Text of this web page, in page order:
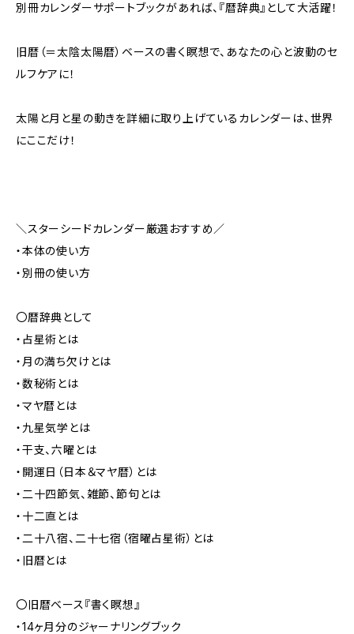
別冊カレンダーサポートブックがあれば、『暦辞典』として大活躍！
旧暦（＝太陰太陽暦）ベースの書く瞑想で、あなたの心と波動のセ
ルフケアに！
太陽と月と星の動きを詳細に取り上げているカレンダーは、世界
にここだけ！
＼スターシードカレンダー厳選おすすめ／
・本体の使い方
・別冊の使い方
〇暦辞典として
・占星術とは
・月の満ち欠けとは
・数秘術とは
・マヤ暦とは
・九星気学とは
・干支、六曜とは
・開運日（日本＆マヤ暦）とは
・二十四節気、雑節、節句とは
・十二直とは
・二十八宿、二十七宿（宿曜占星術）とは
・旧暦とは
〇旧暦ベース『書く瞑想』
・14ヶ月分のジャーナリングブック